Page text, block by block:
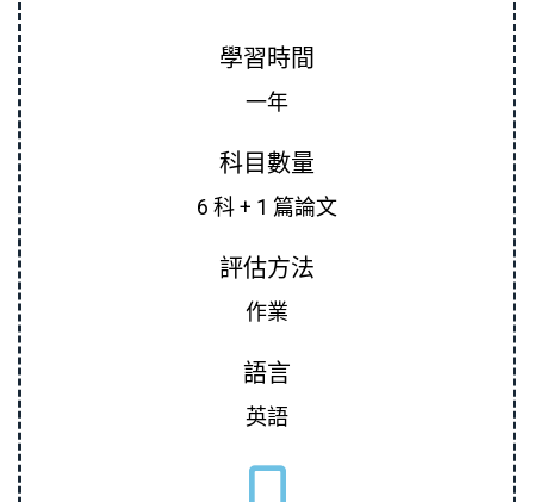
學習時間
一年
科目數量
6 科 + 1 篇論文
評估方法
作業
語言
英語